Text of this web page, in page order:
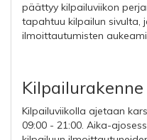
päättyy kilpailuviikon
tapahtuu kilpailun sivulta,
ilmoittautumisten
Kilpailurakenne
Kilpailuviikolla ajetaan
09:00 - 21:00. Aika-